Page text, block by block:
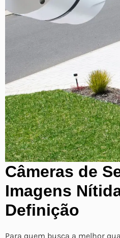
Câmeras de
Imagens
Definição
Para quem busca a melhor